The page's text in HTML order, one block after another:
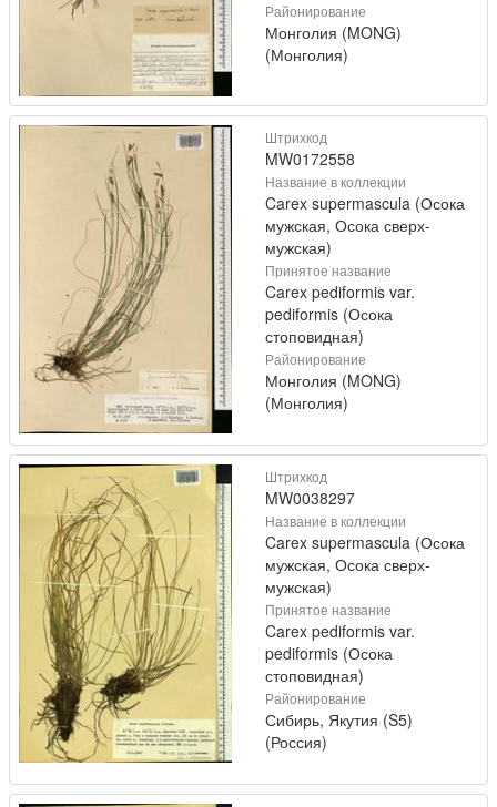
Районирование
Монголия (MONG)
(Монголия)
Штрихкод
MW0172558
Название в коллекции
Carex supermascula (Осока
мужская, Осока сверх-
мужская)
Принятое название
Carex pediformis var.
pediformis (Осока
стоповидная)
Районирование
Монголия (MONG)
(Монголия)
Штрихкод
MW0038297
Название в коллекции
Carex supermascula (Осока
мужская, Осока сверх-
мужская)
Принятое название
Carex pediformis var.
pediformis (Осока
стоповидная)
Районирование
Сибирь, Якутия (S5)
(Россия)